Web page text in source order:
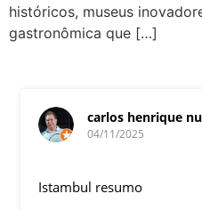
históricos, museus
gastronômica que […]
carlos henrique
04/11/2025
Istambul resumo